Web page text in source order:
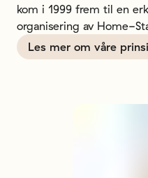
kom i 1999 frem til en
organisering av Home-
Les mer om våre